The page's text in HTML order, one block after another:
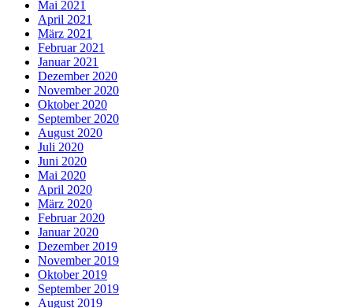
Mai 2021
April 2021
März 2021
Februar 2021
Januar 2021
Dezember 2020
November 2020
Oktober 2020
September 2020
August 2020
Juli 2020
Juni 2020
Mai 2020
April 2020
März 2020
Februar 2020
Januar 2020
Dezember 2019
November 2019
Oktober 2019
September 2019
August 2019